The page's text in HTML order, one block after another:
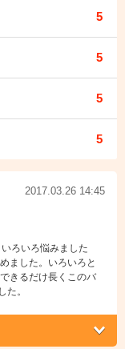
5
5
5
5
2017.03.26 14:45
ろいろ悩みました
ました。いろいろと
きるだけ長くこのバ
た。